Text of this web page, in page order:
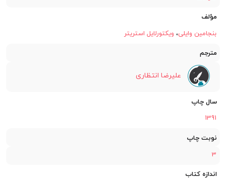
مؤلف
بنجامین وایلی، ویکتورلایل استریتر
مترجم
علیرضا انتظاری
سال چاپ
1391
نوبت چاپ
3
اندازه کتاب